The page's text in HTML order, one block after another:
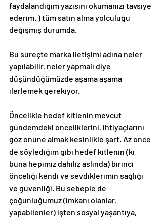
faydalandığım yazısını okumanızı tavsiye
ederim. ) tüm satın alma yolculuğu
değişmiş durumda.
Bu süreçte marka iletişimi adına neler
yapılabilir, neler yapmalı diye
düşündüğümüzde aşama aşama
ilerlemek gerekiyor.
Öncelikle hedef kitlenin mevcut
gündemdeki önceliklerini, ihtiyaçlarını
göz önüne almak kesinlikle şart. Az önce
de söylediğim gibi hedef kitlenin (ki
buna hepimiz dahiliz aslında) birinci
önceliği kendi ve sevdiklerimin sağlığı
ve güvenliği. Bu sebeple de
çoğunluğumuz (imkanı olanlar,
yapabilenler) işten sosyal yaşantıya,